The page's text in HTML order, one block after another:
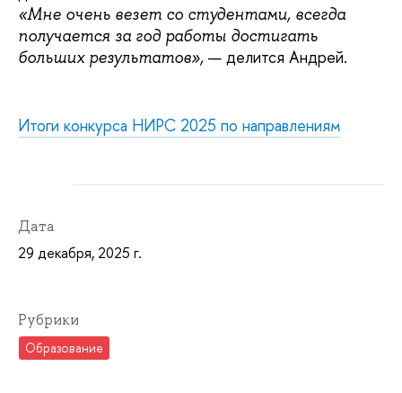
«Мне очень везет со студентами, всегда
получается за год работы достигать
больших результатов», — делится Андрей.
Итоги конкурса НИРС 2025 по направлениям
Дата
29 декабря, 2025 г.
Рубрики
Образование